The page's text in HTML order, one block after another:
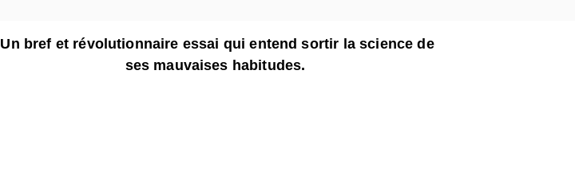
Un bref et révolutionnaire essai qui entend sortir la science de
ses mauvaises habitudes.